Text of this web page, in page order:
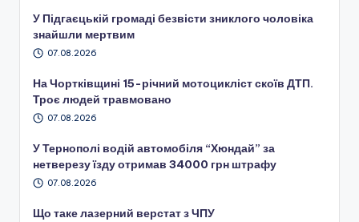
У Підгаєцькій громаді безвісти зниклого чоловіка
знайшли мертвим
07.08.2026
На Чортківщині 15-річний мотоцикліст скоїв ДТП.
Троє людей травмовано
07.08.2026
У Тернополі водій автомобіля “Хюндай” за
нетверезу їзду отримав 34000 грн штрафу
07.08.2026
Що таке лазерний верстат з ЧПУ